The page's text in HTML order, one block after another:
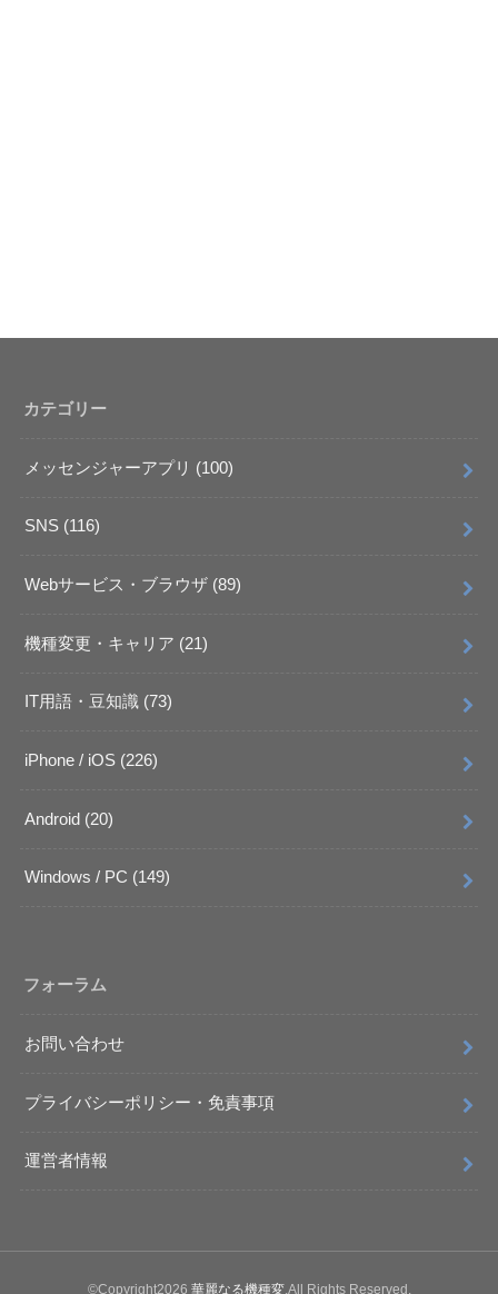
カテゴリー
メッセンジャーアプリ (100)
SNS (116)
Webサービス・ブラウザ (89)
機種変更・キャリア (21)
IT用語・豆知識 (73)
iPhone / iOS (226)
Android (20)
Windows / PC (149)
フォーラム
お問い合わせ
プライバシーポリシー・免責事項
運営者情報
©Copyright2026 華麗なる機種変.All Rights Reserved.